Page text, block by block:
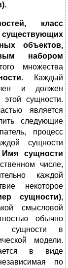
класс
объектов,
набором
множества
. Каждый
и должен
этой сущности.
является
следующие
процесс
сущности
сущности
числе,
каждой
некоторое
сущности),
смысловой
обычно
сущности в
модели.
в виде
по